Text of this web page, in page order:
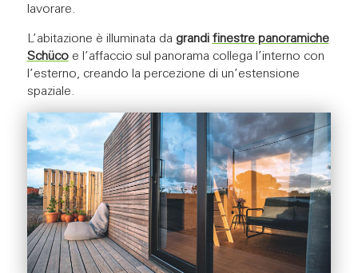
lavorare.
L’abitazione è illuminata da grandi finestre panoramiche
Schücoe l’affaccio sul panorama collega l’interno con
l’esterno, creando la percezione di un’estensione
spaziale.